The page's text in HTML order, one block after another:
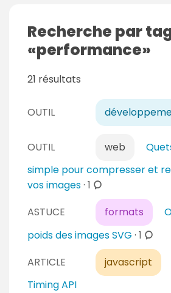
Recherche par
performance
21 résultats
OUTIL
OUTIL web
simple pour compresser et
vos images· 1 c
m
e
n
ASTUCE formats
poids des images SVG · 1 c
o
m
m
ARTICLE javascript
Timing API